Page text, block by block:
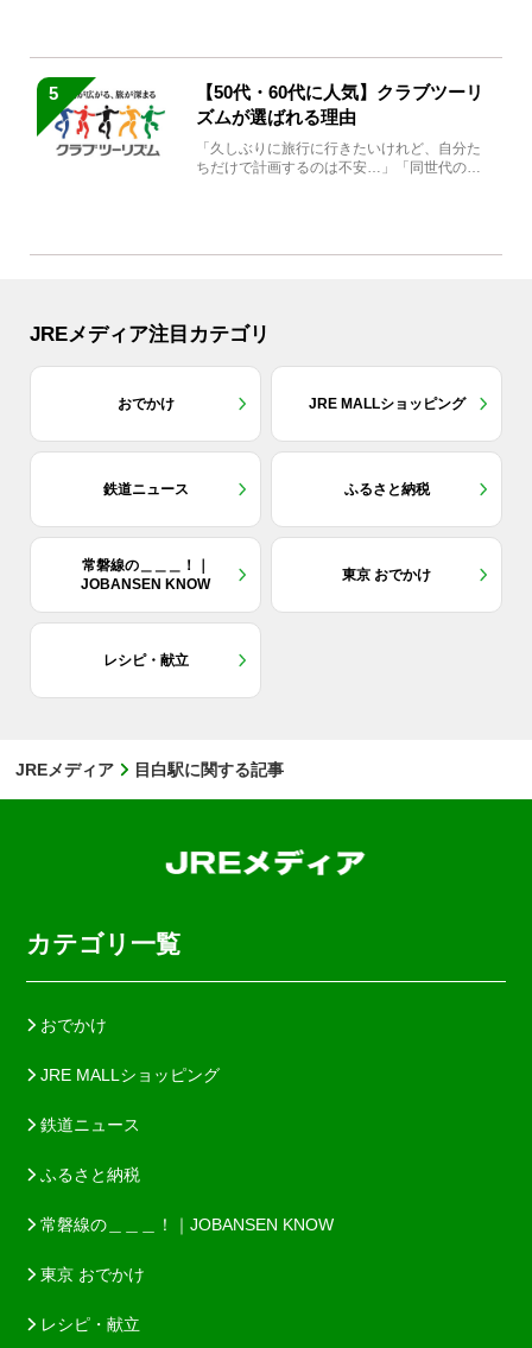
5
【50代・60代に人気】クラブツーリ
ズムが選ばれる理由
「久しぶりに旅行に行きたいけれど、自分た
ちだけで計画するのは不安…」「同世代の方
JREメディア注目カテゴリ
おでかけ JRE MALLショッピング
鉄道ニュース ふるさと納税
常磐線の＿＿＿！｜
JOBANSEN KNOW
東京 おでかけ
レシピ・献立
JREメディア 目白駅に関する記事
カテゴリ一覧
おでかけ
JRE MALLショッピング
鉄道ニュース
ふるさと納税
常磐線の＿＿＿！｜JOBANSEN KNOW
東京 おでかけ
レシピ・献立